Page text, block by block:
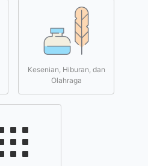
Kesenian, Hiburan, dan
Olahraga